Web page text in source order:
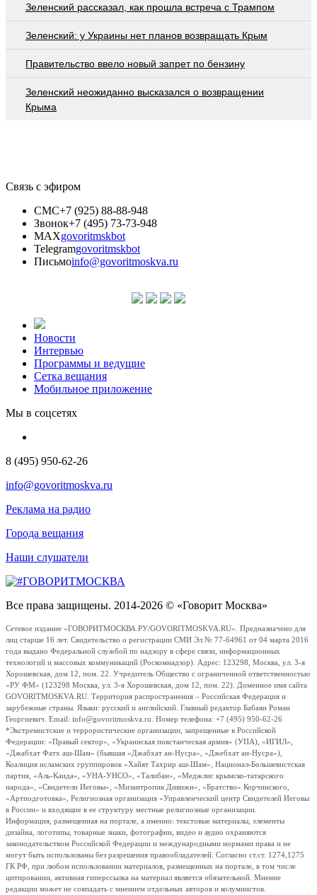
Зеленский рассказал, как прошла встреча с Трампом
Зеленский: у Украины нет планов возвращать Крым
Правительство ввело новый запрет по бензину
Зеленский неожиданно высказался о возвращении
Крыма
Связь с эфиром
СМС+7 (925) 88-88-948
Звонок+7 (495) 73-73-948
MAXgovoritmskbot
Telegramgovoritmskbot
Письмоinfo@govoritmoskva.ru
Новости
Интервью
Программы и ведущие
Сетка вещания
Мобильное приложение
Мы в соцсетях
8 (495) 950-62-26
info@govoritmoskva.ru
Реклама на радио
Города вещания
Наши слушатели
Все права защищены. 2014-2026 © «Говорит Москва»
Сетевое издание «ГОВОРИТМОСКВА.РУ/GOVORITMOSKVA.RU». Предназначено для
лиц старше 16 лет. Свидетельство о регистрации СМИ Эл № 77-64961 от 04 марта 2016
года выдано Федеральной службой по надзору в сфере связи, информационных
технологий и массовых коммуникаций (Роскомнадзор). Адрес: 123298, Москва, ул. 3-я
Хорошевская, дом 12, пом. 22. Учредитель Общество с ограниченной ответственностью
«РУ ФМ» (123298 Москва, ул. 3-я Хорошевская, дом 12, пом. 22). Доменное имя сайта
GOVORITMOSKVA.RU. Территория распространения – Российская Федерация и
зарубежные страны. Языки: русский и английский. Главный редактор Бабаян Роман
Георгиевич. Email: info@govoritmoskva.ru. Номер телефона: +7 (495) 950-62-26
*Экстремистские и террористические организации, запрещенные в Российской
Федерации: «Правый сектор», «Украинская повстанческая армия» (УПА), «ИГИЛ»,
«Джабхат Фатх аш-Шам» (бывшая «Джабхат ан-Нусра», «Джебхат ан-Нусра»),
Коалиция исламских группировок «Хайят Тахрир аш-Шам», Национал-Большевистская
партия, «Аль-Каида», «УНА-УНСО», «Талибан», «Меджлис крымско-татарского
народа», «Свидетели Иеговы», «Мизантропик Дивижн», «Братство» Корчинского,
«Артподготовка», Религиозная организация «Управленческий центр Свидетелей Иеговы
в России» и входящие в ее структуру местные религиозные организации.
Информация, размещенная на портале, а именно: текстовые материалы, элементы
дизайна, логотипы, товарные знаки, фотографии, видео и аудио охраняются
законодательством Российской Федерации и международными нормами права и не
могут быть использованы без разрешения правообладателей. Согласно ст.ст. 1274,1275
ГК РФ, при любом использовании материалов, размещенных на портале, в том числе
цитировании, активная гиперссылка на материал является обязательной. Мнение
редакции может не совпадать с мнением отдельных авторов и колумнистов.